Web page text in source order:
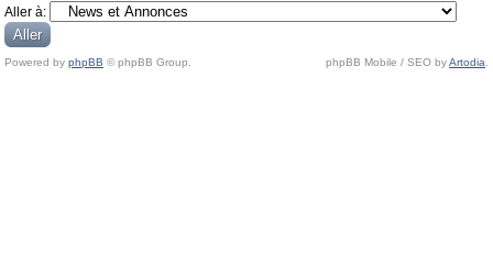
Aller à:
Powered by phpBB © phpBB Group. phpBB Mobile / SEO byArtodia